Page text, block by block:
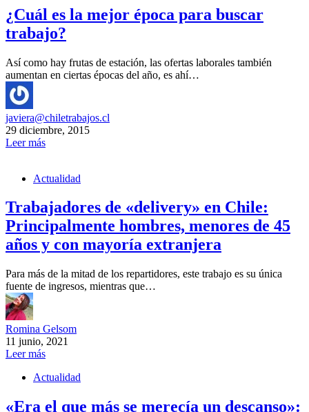
¿Cuál es la mejor época para buscar
trabajo?
Así como hay frutas de estación, las ofertas laborales también
aumentan en ciertas épocas del año, es ahí…
javiera@chiletrabajos.cl
29 diciembre, 2015
Leer más
Actualidad
Trabajadores de «delivery» en Chile:
Principalmente hombres, menores de 45
años y con mayoría extranjera
Para más de la mitad de los repartidores, este trabajo es su única
fuente de ingresos, mientras que…
Romina Gelsom
11 junio, 2021
Leer más
Actualidad
«Era el que más se merecía un descanso»: